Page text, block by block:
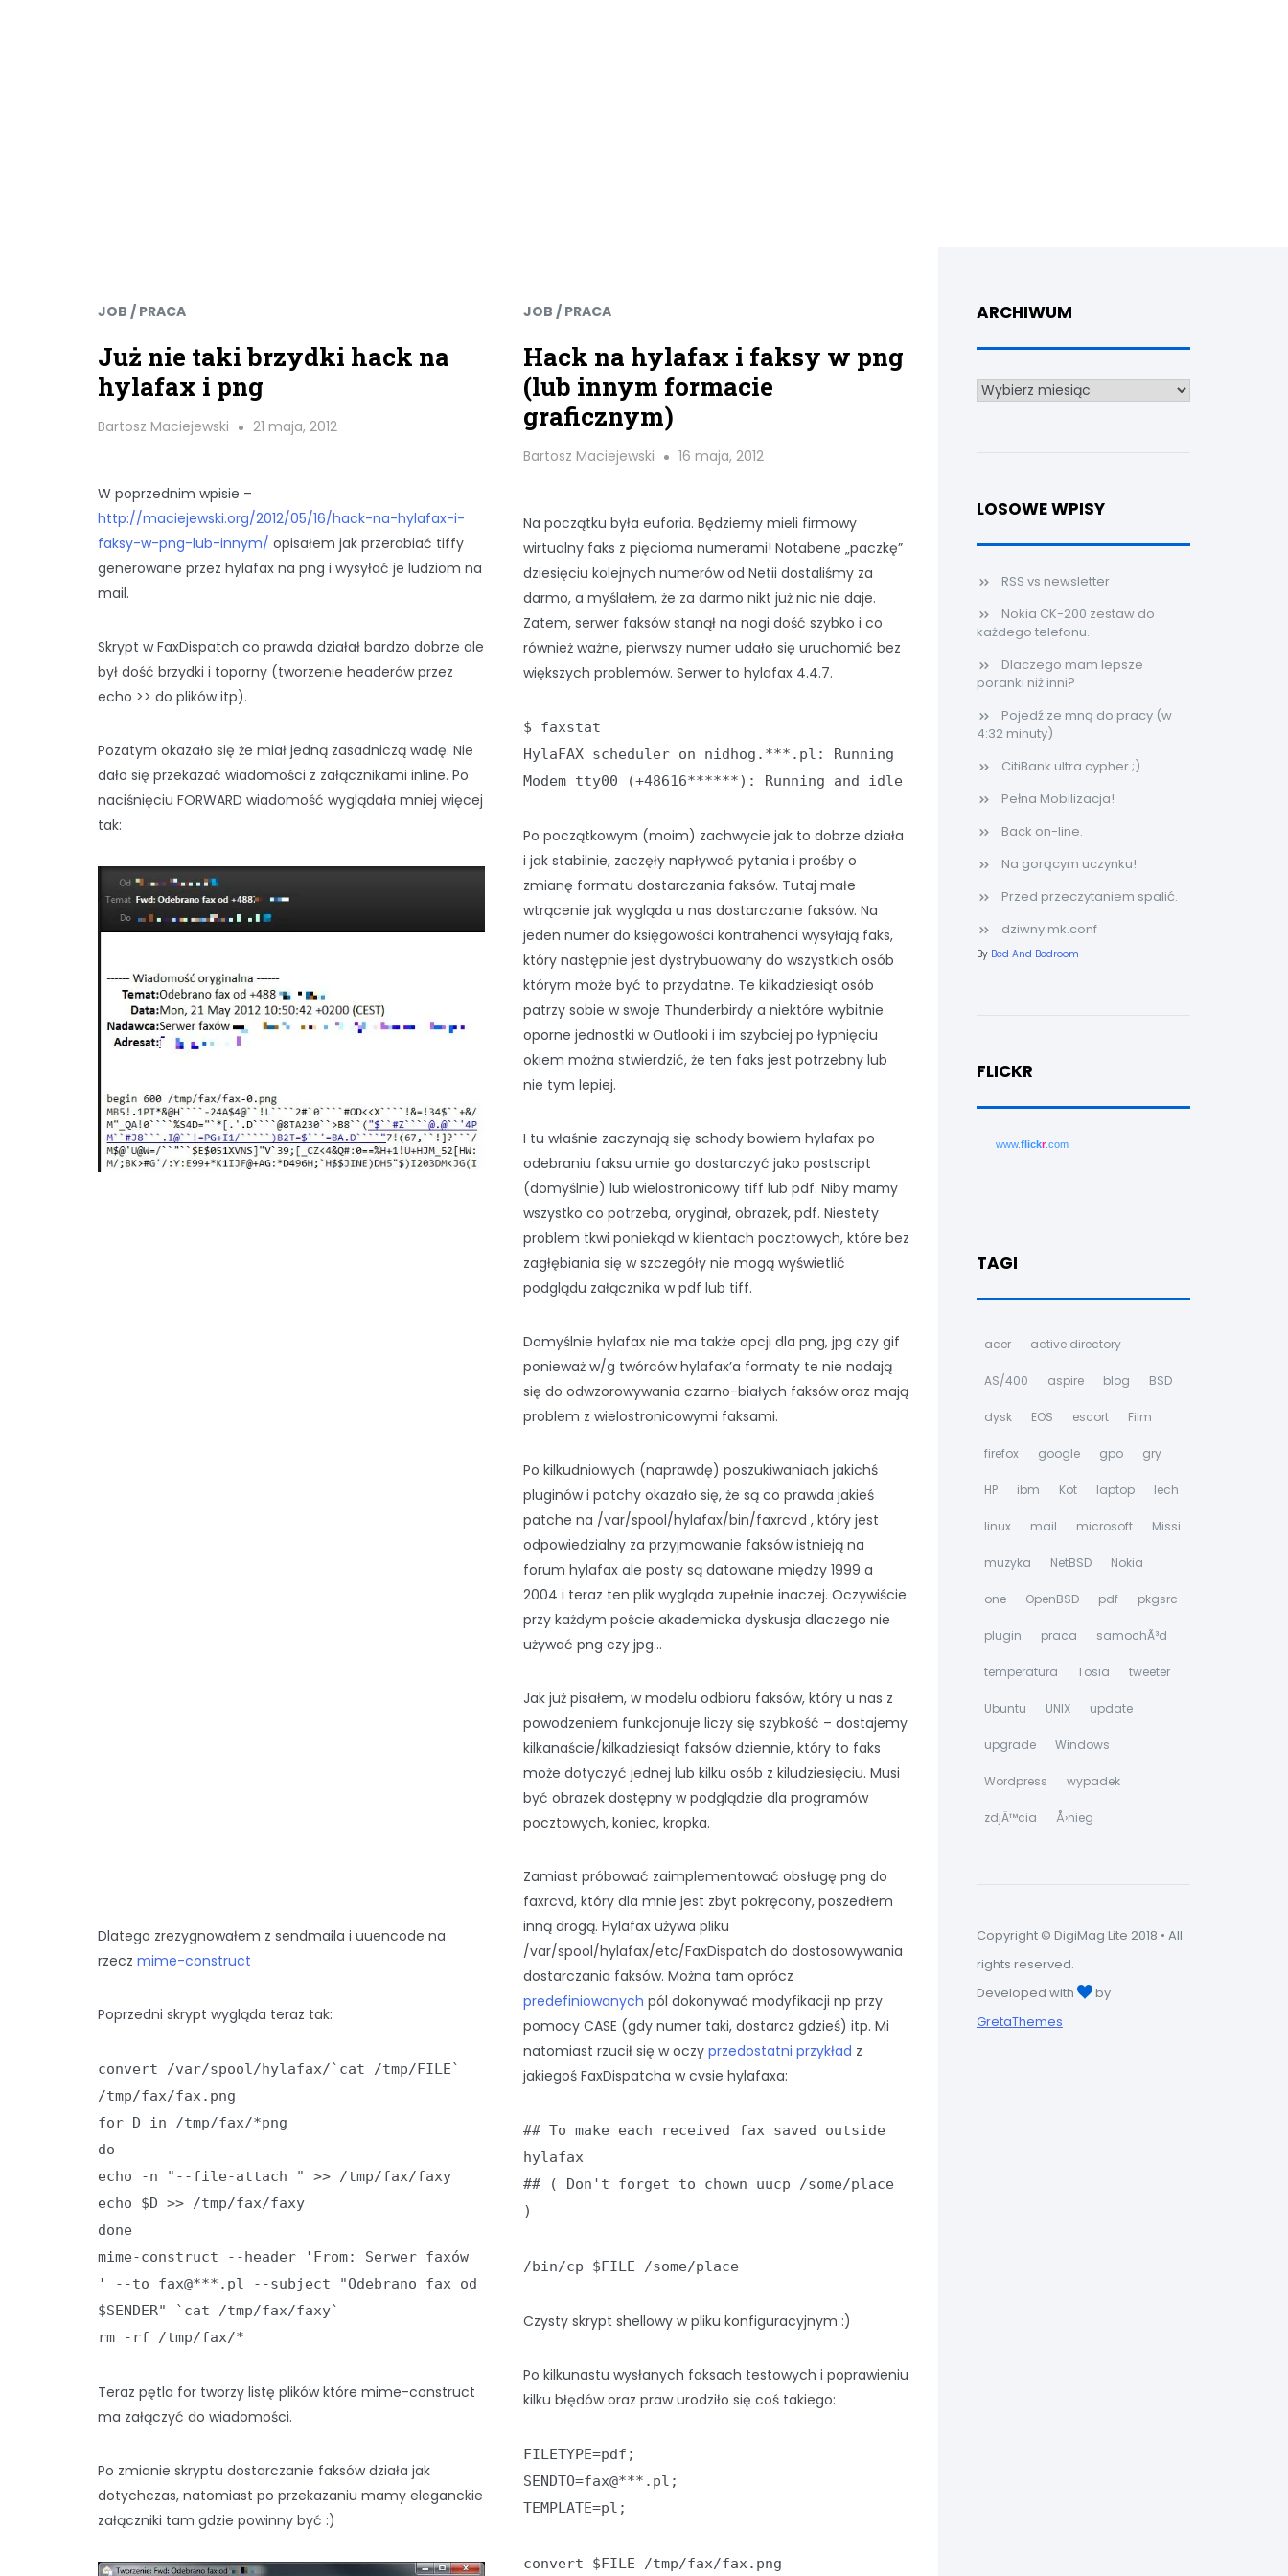
JOB / PRACA
Już nie taki brzydki hack na
hylafax i png
Bartosz Maciejewski 21 maja, 2012
W poprzednim wpisie –
http://maciejewski.org/2012/05/16/hack-na-hylafax-i-
faksy-w-png-lub-innym/ opisałem jak przerabiać tiffy
generowane przez hylafax na png i wysyłać je ludziom na
mail.
Skrypt w FaxDispatch co prawda działał bardzo dobrze ale
był dość brzydki i toporny (tworzenie headerów przez
echo >> do plików itp).
Pozatym okazało się że miał jedną zasadniczą wadę. Nie
dało się przekazać wiadomości z załącznikami inline. Po
naciśnięciu FORWARD wiadomość wyglądała mniej więcej
tak:
Dlatego zrezygnowałem z sendmaila i uuencode na
rzecz mime-construct
Poprzedni skrypt wygląda teraz tak:
convert /var/spool/hylafax/`cat /tmp/FILE`
/tmp/fax/fax.png
for D in /tmp/fax/*png
do
echo -n "--file-attach " >> /tmp/fax/faxy
echo $D >> /tmp/fax/faxy
done
mime-construct --header 'From: Serwer faxów
' --to fax@***.pl --subject "Odebrano fax od
$SENDER" `cat /tmp/fax/faxy`
rm -rf /tmp/fax/*
Teraz pętla for tworzy listę plików które mime-construct
ma załączyć do wiadomości.
Po zmianie skryptu dostarczanie faksów działa jak
dotychczas, natomiast po przekazaniu mamy eleganckie
załączniki tam gdzie powinny być :)
JOB / PRACA
Hack na hylafax i faksy w png
(lub innym formacie
graficznym)
Bartosz Maciejewski 16 maja, 2012
Na początku była euforia. Będziemy mieli firmowy
wirtualny faks z pięcioma numerami! Notabene „paczkę”
dziesięciu kolejnych numerów od Netii dostaliśmy za
darmo, a myślałem, że za darmo nikt już nic nie daje.
Zatem, serwer faksów stanął na nogi dość szybko i co
również ważne, pierwszy numer udało się uruchomić bez
większych problemów. Serwer to hylafax 4.4.7.
$ faxstat
HylaFAX scheduler on nidhog.***.pl: Running
Modem tty00 (+48616******): Running and idle
Po początkowym (moim) zachwycie jak to dobrze działa
i jak stabilnie, zaczęły napływać pytania i prośby o
zmianę formatu dostarczania faksów. Tutaj małe
wtrącenie jak wygląda u nas dostarczanie faksów. Na
jeden numer do księgowości kontrahenci wysyłają faks,
który następnie jest dystrybuowany do wszystkich osób
którym może być to przydatne. Te kilkadziesiąt osób
patrzy sobie w swoje Thunderbirdy a niektóre wybitnie
oporne jednostki w Outlooki i im szybciej po łypnięciu
okiem można stwierdzić, że ten faks jest potrzebny lub
nie tym lepiej.
I tu właśnie zaczynają się schody bowiem hylafax po
odebraniu faksu umie go dostarczyć jako postscript
(domyślnie) lub wielostronicowy tiff lub pdf. Niby mamy
wszystko co potrzeba, oryginał, obrazek, pdf. Niestety
problem tkwi poniekąd w klientach pocztowych, które bez
zagłębiania się w szczegóły nie mogą wyświetlić
podglądu załącznika w pdf lub tiff.
Domyślnie hylafax nie ma także opcji dla png, jpg czy gif
ponieważ w/g twórców hylafax’a formaty te nie nadają
się do odwzorowywania czarno-białych faksów oraz mają
problem z wielostronicowymi faksami.
Po kilkudniowych (naprawdę) poszukiwaniach jakichś
pluginów i patchy okazało się, że są co prawda jakieś
patche na /var/spool/hylafax/bin/faxrcvd , który jest
odpowiedzialny za przyjmowanie faksów istnieją na
forum hylafax ale posty są datowane między 1999 a
2004 i teraz ten plik wygląda zupełnie inaczej. Oczywiście
przy każdym poście akademicka dyskusja dlaczego nie
używać png czy jpg…
Jak już pisałem, w modelu odbioru faksów, który u nas z
powodzeniem funkcjonuje liczy się szybkość – dostajemy
kilkanaście/kilkadziesiąt faksów dziennie, który to faks
może dotyczyć jednej lub kilku osób z kiludziesięciu. Musi
być obrazek dostępny w podglądzie dla programów
pocztowych, koniec, kropka.
Zamiast próbować zaimplementować obsługę png do
faxrcvd, który dla mnie jest zbyt pokręcony, poszedłem
inną drogą. Hylafax używa pliku
/var/spool/hylafax/etc/FaxDispatch do dostosowywania
dostarczania faksów. Można tam oprócz
predefiniowanych pól dokonywać modyfikacji np przy
pomocy CASE (gdy numer taki, dostarcz gdzieś) itp. Mi
natomiast rzucił się w oczy przedostatni przykład z
jakiegoś FaxDispatcha w cvsie hylafaxa:
## To make each received fax saved outside
hylafax
## ( Don't forget to chown uucp /some/place
)
/bin/cp $FILE /some/place
Czysty skrypt shellowy w pliku konfiguracyjnym :)
Po kilkunastu wysłanych faksach testowych i poprawieniu
kilku błędów oraz praw urodziło się coś takiego:
FILETYPE=pdf;
SENDTO=fax@***.pl;
TEMPLATE=pl;
convert $FILE /tmp/fax/fax.png
ARCHIWUM
Archiwum
LOSOWE WPISY
RSS vs newsletter
Nokia CK-200 zestaw do
każdego telefonu.
Dlaczego mam lepsze
poranki niż inni?
Pojedź ze mną do pracy (w
4:32 minuty)
CitiBank ultra cypher ;)
Pełna Mobilizacja!
Back on-line.
Na gorącym uczynku!
Przed przeczytaniem spalić.
dziwny mk.conf
By Bed And Bedroom
FLICKR
www.flickr .com
TAGI
acer active directory
AS/400 aspire blog BSD
dysk EOS escort Film
firefox google gpo gry
HP ibm Kot laptop lech
linux mail microsoft Missi
muzyka NetBSD Nokia
one OpenBSD pdf pkgsrc
plugin praca samochÃ³d
temperatura Tosia tweeter
Ubuntu UNIX update
upgrade Windows
Wordpress wypadek
zdjÄ™cia Å›nieg
Copyright © DigiMag Lite 2018 • All
rights reserved.
Developed with
by
GretaThemes